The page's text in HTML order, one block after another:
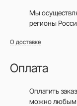
Мы
регионы
О доставке
Оплата
Оплатить
можно любым